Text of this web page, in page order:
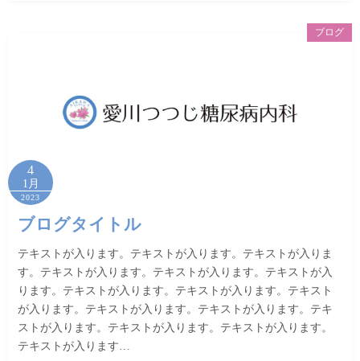
ブログ
4
1月
2023
ブログタイトル
テキストが入ります。テキストが入ります。テキストが入りま
す。テキストが入ります。テキストが入ります。テキストが入
ります。テキストが入ります。テキストが入ります。テキスト
が入ります。テキストが入ります。テキストが入ります。テキ
ストが入ります。テキストが入ります。テキストが入ります。
テキストが入ります…